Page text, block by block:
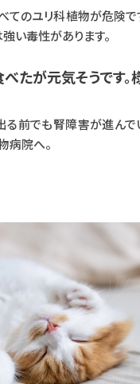
てのユリ科植物が危険で
い毒性があります。
たが元気そうです。
る前でも腎障害が進ん
病院へ。